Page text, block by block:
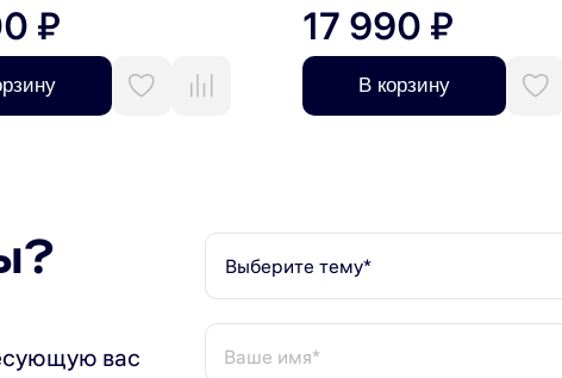
установке водонагреватель легко размещается в
подключить газовый водонагреватель к
с различными отводящими решениями без
₽ 17 990 ₽
В корзину
вас
Выберите тему*
Ваше имя*